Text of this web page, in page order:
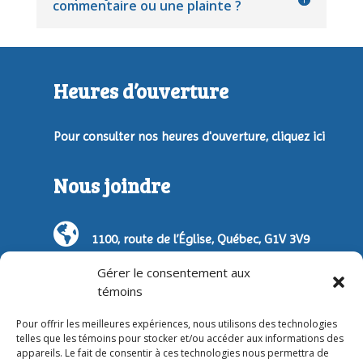
Gérer le consentement aux
témoins
Pour offrir les meilleures expériences, nous utilisons des technologies
telles que les témoins pour stocker et/ou accéder aux informations des
appareils. Le fait de consentir à ces technologies nous permettra de
commentaire ou une plainte ?
Heures d’ouverture
Pour consulter nos heures d'ouverture,cliquez ici
Nous joindre
1100, route de l’Église, Québec, G1V 3V9
bibliothèque Monique-Corriveau)
presidence@ludothequesaintefoy.org